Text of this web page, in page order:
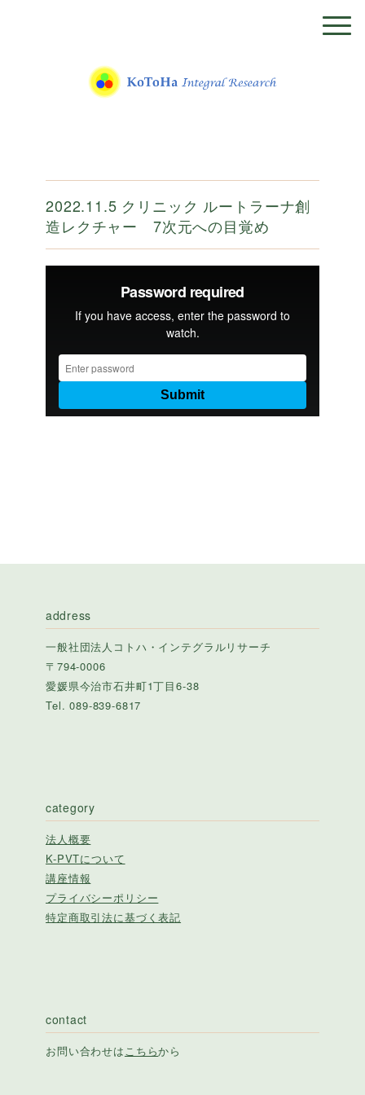
2022.11.5 クリニック ルートラーナ創
造レクチャー 7次元への目覚め
address
一般社団法人コトハ・インテグラルリサーチ
〒794-0006
愛媛県今治市石井町1丁目6-38
Tel. 089-839-6817
category
法人概要
K-PVTについて
講座情報
プライバシーポリシー
特定商取引法に基づく表記
contact
お問い合わせは こちらから